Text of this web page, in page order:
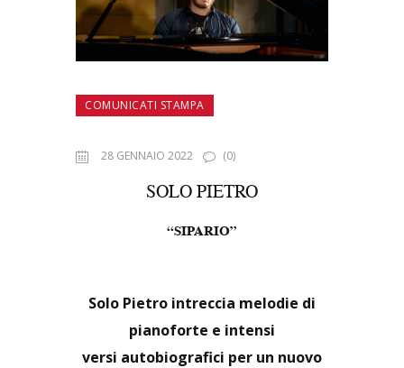
COMUNICATI STAMPA
28 GENNAIO 2022 (0)
SOLO PIETRO
“SIPARIO”
Solo Pietro intreccia melodie di
pianoforte e intensi
versi autobiografici per un nuovo